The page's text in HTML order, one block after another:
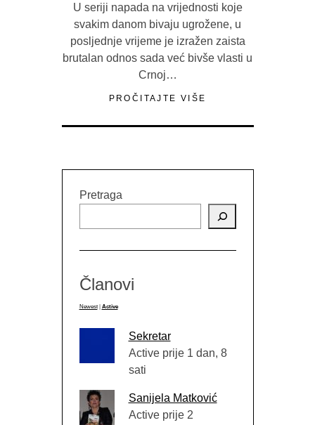
U seriji napada na vrijednosti koje
svakim danom bivaju ugrožene, u
posljednje vrijeme je izražen zaista
brutalan odnos sada već bivše vlasti u
Crnoj…
PROČITAJTE VIŠE
Pretraga
Članovi
Newest | Active
Sekretar
Active prije 1 dan, 8
sati
Sanijela Matković
Active prije 2